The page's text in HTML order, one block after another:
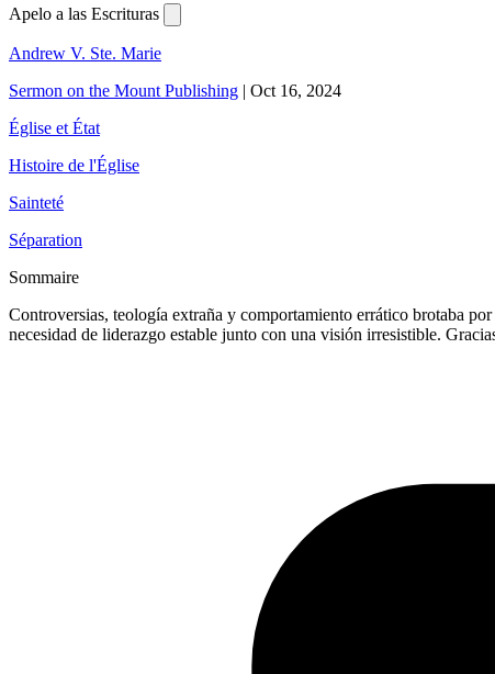
Apelo a las Escrituras
Andrew V. Ste. Marie
Sermon on the Mount Publishing | Oct 16, 2024
Église et État
Histoire de l'Église
Sainteté
Séparation
Sommaire
Controversias, teología extraña y comportamiento errático brotaba
necesidad de liderazgo estable junto con una visión irresistible.